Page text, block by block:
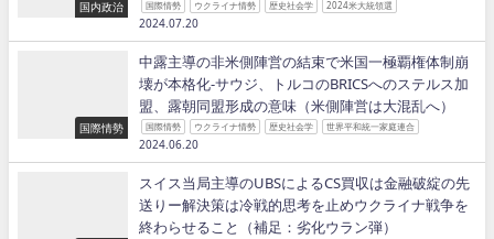
国内政治 国際情勢 ウクライナ情勢 歴史社会学 2024米大統領選
2024.07.20
国際情勢
中露主導の非米側陣営の結束で米国一極覇権体制崩
壊が本格化−サウジ、トルコのBRICSへのステルス加
盟、露朝同盟形成の意味（米側陣営は大混乱へ）
国際情勢 ウクライナ情勢 歴史社会学 世界平和統一家庭連合
2024.06.20
スイス当局主導のUBSによるCS買収は金融破綻の先
送りー解決策は冷戦的思考を止めウクライナ戦争を
終わらせること（補足：劣化ウラン弾）